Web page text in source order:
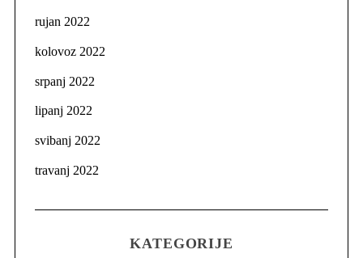
rujan 2022
kolovoz 2022
srpanj 2022
lipanj 2022
svibanj 2022
travanj 2022
KATEGORIJE